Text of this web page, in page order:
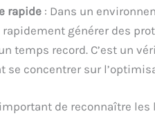
rapide : Dans un
générer des
temps record. C’est un
se concentrer sur
de reconnaître